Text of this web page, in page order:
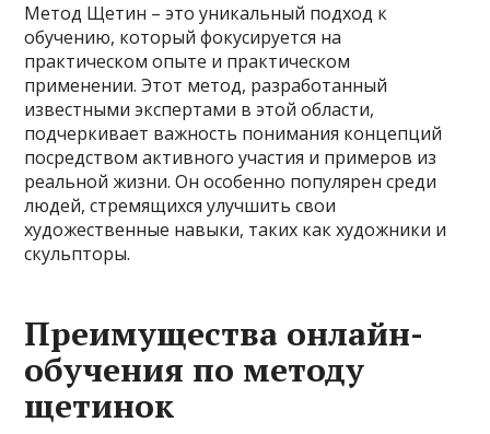
Метод Щетин – это уникальный подход к
обучению, который фокусируется на
практическом опыте и практическом
применении. Этот метод, разработанный
известными экспертами в этой области,
подчеркивает важность понимания концепций
посредством активного участия и примеров из
реальной жизни. Он особенно популярен среди
людей, стремящихся улучшить свои
художественные навыки, таких как художники и
скульпторы.
Преимущества онлайн-
обучения по методу
щетинок